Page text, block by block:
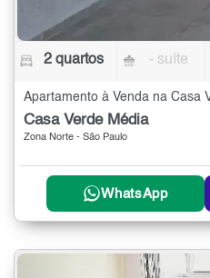
2 quartos - suíte
Apartamento à Venda na Casa
Casa Verde Média
Zona Norte - São Paulo
WhatsApp